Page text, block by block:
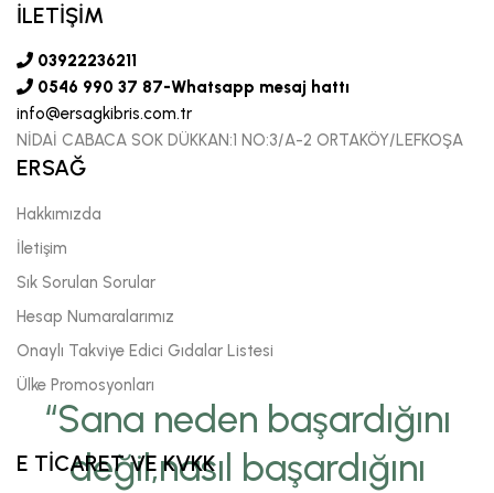
“Sana neden başardığını
değil,nasıl başardığını
İLETİŞİM
03922236211
0546 990 37 87-Whatsapp mesaj hattı
info@ersagkibris.com.tr
NİDAİ CABACA SOK DÜKKAN:1 NO:3/A-2 ORTAKÖY/LEFKOŞA
ERSAĞ
Hakkımızda
İletişim
Sık Sorulan Sorular
Hesap Numaralarımız
Onaylı Takviye Edici Gıdalar Listesi
Ülke Promosyonları
E TİCARET VE KVKK